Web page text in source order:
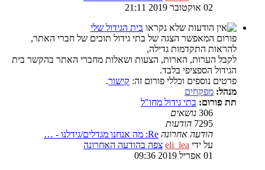
02 אוקטובר 2019 21:11
בית הגידול שלי
פורום המאפשר הצגה של בתי גידול תוכים של חברי האתר,
להראות התקדמות גדילה,
לקבל הערות, הארות, הצעות ושאלות מחברי האתר בהקשר בית
הגידול הספציפי בלבד.
פרטים נוספים וכללי פורום זה: קישור.
מנהל: מפקחים
תת פורום: בתי גידול מחו"ל
306 נושאים
7295 הודעות
הודעה אחרונה Re: מה אנחנו מגדלים/גידלנו - …
על ידי eli_lea צפה בהודעה האחרונה
01 אפריל 2019 09:36